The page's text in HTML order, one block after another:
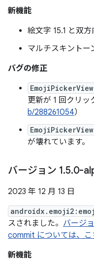
新機能
絵文字 15.1 と双
マルチスキントー
バグの修正
EmojiPickerView
更新が 1 回クリッ
b/288261054）
EmojiPickerView
が壊れています。
バージョン 1.5.0-
2023 年 12 月 13 日
スされました。 バージ
commit については、
新機能